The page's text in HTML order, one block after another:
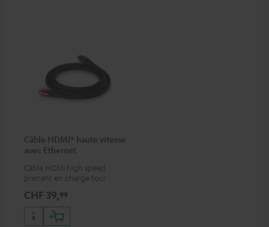
Câble HDMI® haute vitesse
avec Ethernet
Câble HDMI high speed
prenant en charge tous les
50/60p et 4K 3D
CHF 39,99